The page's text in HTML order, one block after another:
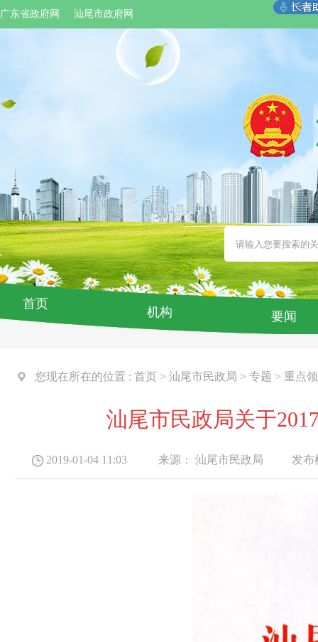
广东省政府网 汕尾市政府网
首页
机构 要闻
您现在所在的位置 : 首页 > 汕尾市民政局 > 专题 > 重点
汕尾市民政局关于
2019-01-04 11:03 来源： 汕尾市民政局 发布